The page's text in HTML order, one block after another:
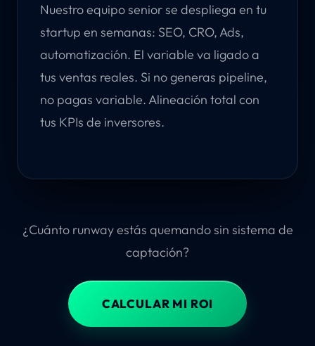
Nuestro equipo senior se despliega en tu
startup en semanas: SEO, CRO, Ads,
automatización. El variable va ligado a
tus ventas reales. Si no generas pipeline,
no pagas variable. Alineación total con
tus KPIs de inversores.
¿Cuánto runway estás quemando sin sistema de
captación?
CALCULAR MI ROI